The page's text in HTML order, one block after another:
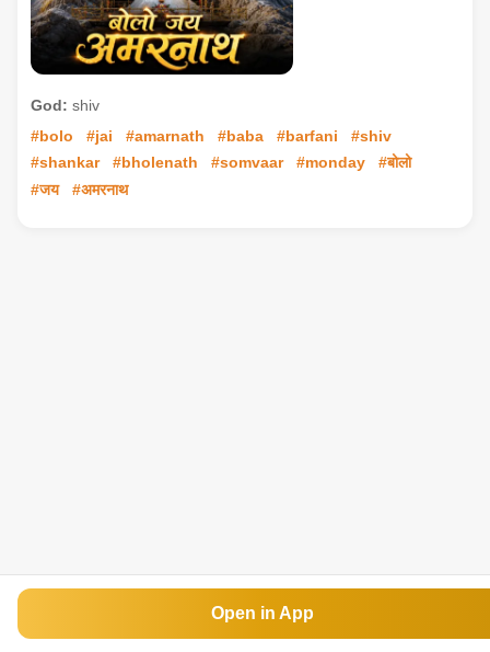
God: shiv
#bolo
#jai #amarnath #baba #barfani
#shiv
#shankar
#bholenath #somvaar #monday
#बोलो
#जय
#अमरनाथ
Open in App